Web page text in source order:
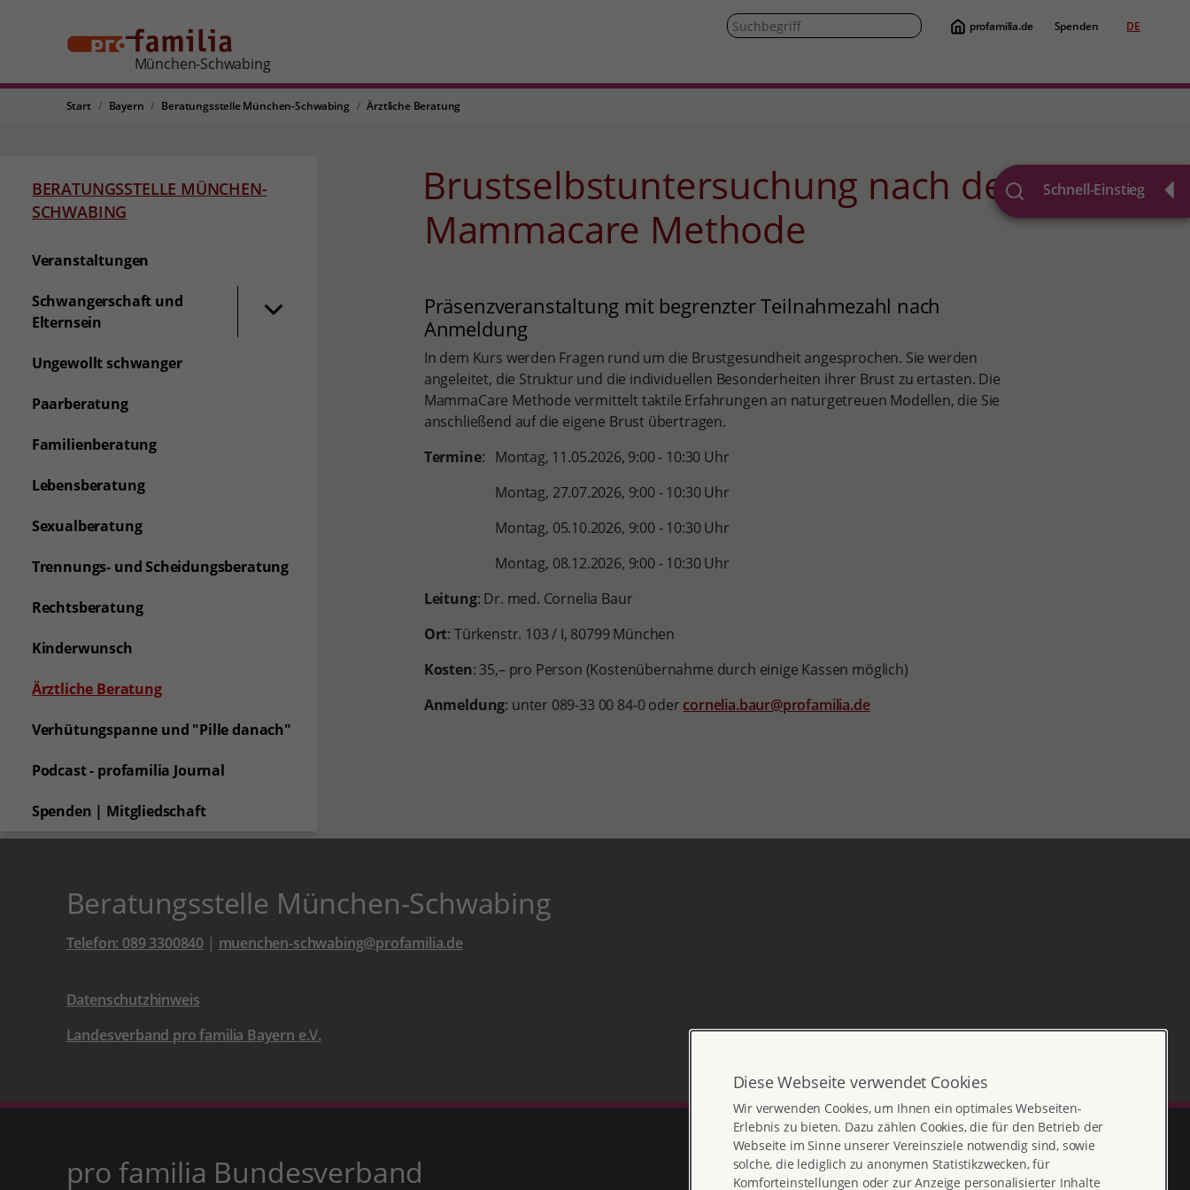
München-Schwabing
profamilia.de Spenden DE
Start Bayern Beratungsstelle München-Schwabing Ärztliche Beratung
Schnell-Einstieg
BERATUNGSSTELLE MÜNCHEN-
SCHWABING
Veranstaltungen
Schwangerschaft und
Elternsein
Ungewollt schwanger
Paarberatung
Familienberatung
Lebensberatung
Sexualberatung
Trennungs- und Scheidungsberatung
Rechtsberatung
Kinderwunsch
Ärztliche Beratung
Verhütungspanne und "Pille danach"
Podcast - profamilia Journal
Spenden | Mitgliedschaft
Brustselbstuntersuchung nach der
Mammacare Methode
Präsenzveranstaltung mit begrenzter Teilnahmezahl nach
Anmeldung
In dem Kurs werden Fragen rund um die Brustgesundheit angesprochen. Sie werden
angeleitet, die Struktur und die individuellen Besonderheiten ihrer Brust zu ertasten. Die
MammaCare Methode vermittelt taktile Erfahrungen an naturgetreuen Modellen, die Sie
anschließend auf die eigene Brust übertragen.
Termine: Montag, 11.05.2026, 9:00 - 10:30 Uhr
Montag, 27.07.2026, 9:00 - 10:30 Uhr
Montag, 05.10.2026, 9:00 - 10:30 Uhr
Montag, 08.12.2026, 9:00 - 10:30 Uhr
Leitung: Dr. med. Cornelia Baur
Ort: Türkenstr. 103 / I, 80799 München
Kosten: 35,– pro Person (Kostenübernahme durch einige Kassen möglich)
Anmeldung: unter 089-33 00 84-0 oder cornelia.baur@profamilia.de
Beratungsstelle München-Schwabing
Telefon: 089 3300840 | muenchen-schwabing@profamilia.de
Datenschutzhinweis
Landesverband pro familia Bayern e.V.
pro familia Bundesverband
Diese Webseite verwendet Cookies
Wir verwenden Cookies, um Ihnen ein optimales Webseiten-
Erlebnis zu bieten. Dazu zählen Cookies, die für den Betrieb der
Webseite im Sinne unserer Vereinsziele notwendig sind, sowie
solche, die lediglich zu anonymen Statistikzwecken, für
Komforteinstellungen oder zur Anzeige personalisierter Inhalte